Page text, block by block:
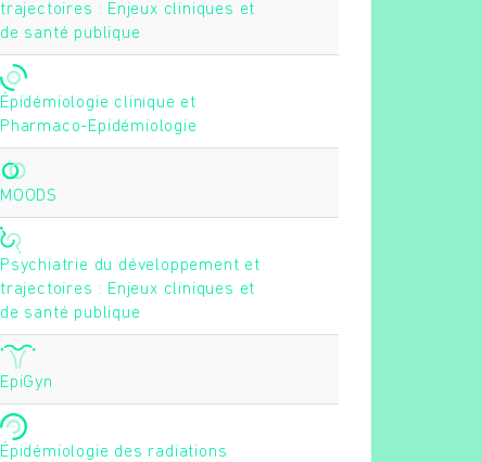
trajectoires : Enjeux cliniques et
de santé publique
Épidémiologie clinique et
Pharmaco-Epidémiologie
MOODS
Psychiatrie du développement et
trajectoires : Enjeux cliniques et
de santé publique
EpiGyn
Épidémiologie des radiations